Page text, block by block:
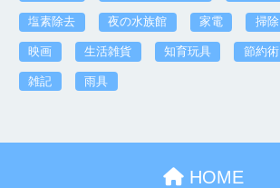
塩素除去 夜の水族館 家電 掃除
映画 生活雑貨 知育玩具 節約術
雑記 雨具
HOME